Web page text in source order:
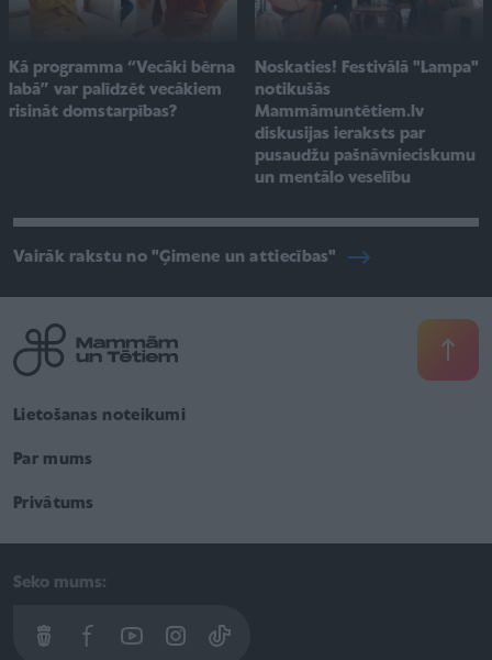
Kā programma “Vecāki bērna
labā” var palīdzēt vecākiem
risināt domstarpības?
Noskaties! Festivālā "Lampa"
notikušās
Mammāmuntētiem.lv
diskusijas ieraksts par
pusaudžu pašnāvnieciskumu
un mentālo veselību
Vairāk rakstu no "Ģimene un attiecības"
Lietošanas noteikumi
Par mums
Privātums
Seko mums: